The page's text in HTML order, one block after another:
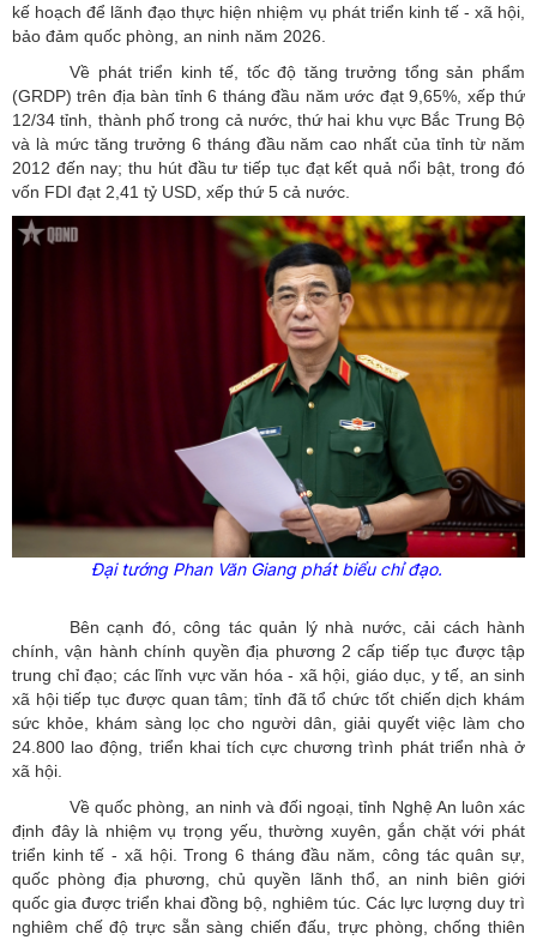
kế hoạch để lãnh đạo thực hiện nhiệm vụ phát triển kinh tế - xã hội,
bảo đảm quốc phòng, an ninh năm 2026.
Về phát triển kinh tế, tốc độ tăng trưởng tổng sản phẩm
(GRDP) trên địa bàn tỉnh 6 tháng đầu năm ước đạt 9,65%, xếp thứ
12/34 tỉnh, thành phố trong cả nước, thứ hai khu vực Bắc Trung Bộ
và là mức tăng trưởng 6 tháng đầu năm cao nhất của tỉnh từ năm
2012 đến nay; thu hút đầu tư tiếp tục đạt kết quả nổi bật, trong đó
vốn FDI đạt 2,41 tỷ USD, xếp thứ 5 cả nước.
Đại tướng Phan Văn Giang phát biểu chỉ đạo.
Bên cạnh đó, công tác quản lý nhà nước, cải cách hành
chính, vận hành chính quyền địa phương 2 cấp tiếp tục được tập
trung chỉ đạo; các lĩnh vực văn hóa - xã hội, giáo dục, y tế, an sinh
xã hội tiếp tục được quan tâm; tỉnh đã tổ chức tốt chiến dịch khám
sức khỏe, khám sàng lọc cho người dân, giải quyết việc làm cho
24.800 lao động, triển khai tích cực chương trình phát triển nhà ở
xã hội.
Về quốc phòng, an ninh và đối ngoại, tỉnh Nghệ An luôn xác
định đây là nhiệm vụ trọng yếu, thường xuyên, gắn chặt với phát
triển kinh tế - xã hội. Trong 6 tháng đầu năm, công tác quân sự,
quốc phòng địa phương, chủ quyền lãnh thổ, an ninh biên giới
quốc gia được triển khai đồng bộ, nghiêm túc. Các lực lượng duy trì
nghiêm chế độ trực sẵn sàng chiến đấu, trực phòng, chống thiên